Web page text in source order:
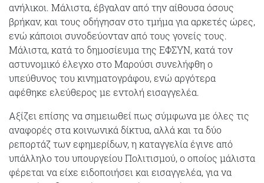
ανήλικοι. Μάλιστα, έβγαλαν από την αίθουσα όσους
βρήκαν, και τους οδήγησαν στο τμήμα για αρκετές ώρες,
ενώ κάποιοι συνοδεύονταν από τους γονείς τους.
Μάλιστα, κατά το δημοσίευμα της ΕΦΣΥΝ, κατά τον
αστυνομικό έλεγχο στο Μαρούσι συνελήφθη ο
υπεύθυνος του κινηματογράφου, ενώ αργότερα
αφέθηκε ελεύθερος με εντολή εισαγγελέα.
Αξίζει επίσης να σημειωθεί πως σύμφωνα με όλες τις
αναφορές στα κοινωνικά δίκτυα, αλλά και τα δύο
ρεπορτάζ των εφημερίδων, η καταγγελία έγινε από
υπάλληλο του υπουργείου Πολιτισμού, ο οποίος μάλιστα
φέρεται να είχε ειδοποιήσει και εισαγγελέα, για να